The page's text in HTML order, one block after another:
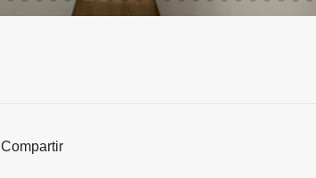
Compartir